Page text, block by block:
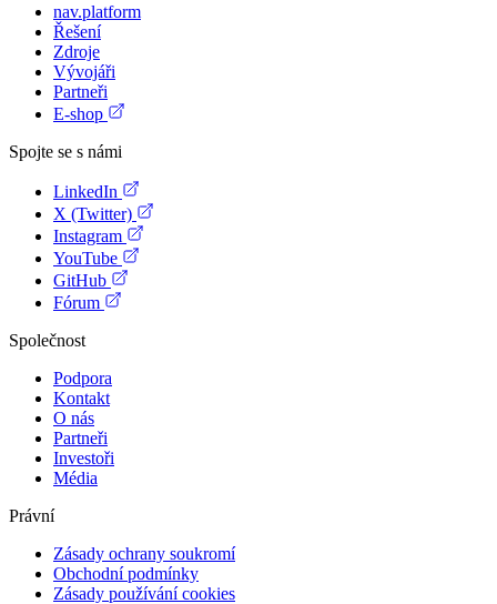
nav.platform
Řešení
Zdroje
Vývojáři
Partneři
E-shop
Spojte se s námi
LinkedIn
X (Twitter)
Instagram
YouTube
GitHub
Fórum
Společnost
Podpora
Kontakt
O nás
Partneři
Investoři
Média
Právní
Zásady ochrany soukromí
Obchodní podmínky
Zásady používání cookies